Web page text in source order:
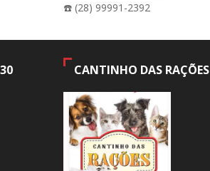
☎️ (28) 99991-2392
CANTINHO DAS RAÇÕES